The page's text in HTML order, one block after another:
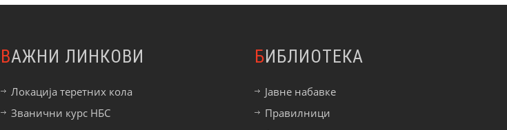
ВАЖНИ ЛИНКОВИ
Локација теретних кола
Званични курс НБС
БИБЛИОТЕКА
Јавне набавке
Правилници